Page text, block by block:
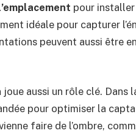
pour
idéale pour capturer
peuvent aussi être
joue aussi un rôle clé. Dans
pour optimiser la
faire de l’ombre,